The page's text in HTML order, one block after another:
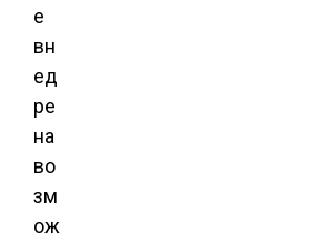
е
вн
ед
ре
на
во
зм
ож